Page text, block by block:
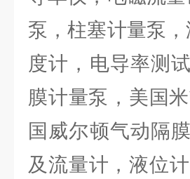
泵，柱塞计量泵
度计，电导率测
膜计量泵，美国
国威尔顿气动隔
及流量计，液位